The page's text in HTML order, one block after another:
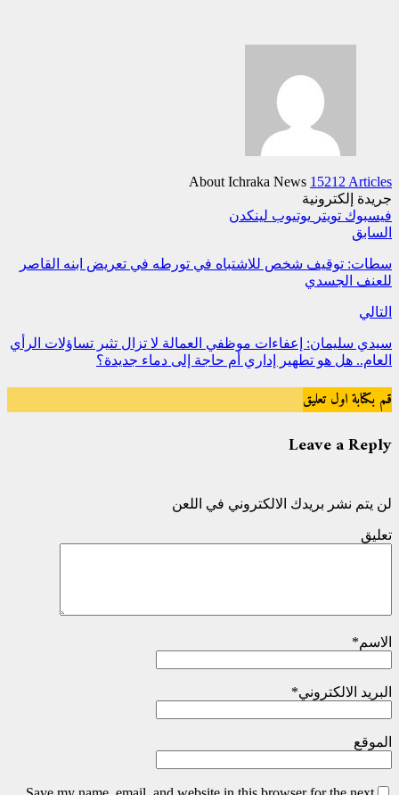
About Ichraka News 15212 Articles
جريدة إلكترونية
فيسبوك تويتر يوتيوب لينكدن
السابق
سطات: توقيف شخص للاشتباه في تورطه في تعريض ابنه القاصر
للعنف الجسدي
التالي
سيدي سليمان: إعفاءات موظفي العمالة لا تزال تثير تساؤلات الرأي
العام.. هل هو تطهير إداري أم حاجة إلى دماء جديدة؟
قم بكتابة اول تعليق
Leave a Reply
لن يتم نشر بريدك الالكتروني في اللعن
تعليق
الاسم*
البريد الالكتروني*
الموقع